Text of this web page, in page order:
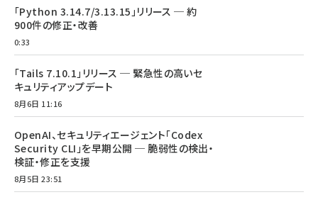
「Python 3.14.7/3.13.15」リリース ─ 約
900件の修正・改善
0:33
「Tails 7.10.1」リリース ─ 緊急性の高いセ
キュリティアップデート
8月6日 11:16
OpenAI、セキュリティエージェント「Codex
Security CLI」を早期公開 ─ 脆弱性の検出・
検証・修正を支援
8月5日 23:51